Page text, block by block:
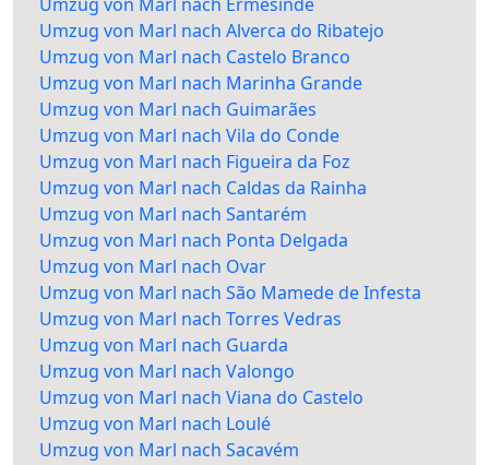
Umzug von Marl nach Alverca do Ribatejo
Umzug von Marl nach Castelo Branco
Umzug von Marl nach Marinha Grande
Umzug von Marl nach Guimarães
Umzug von Marl nach Vila do Conde
Umzug von Marl nach Figueira da Foz
Umzug von Marl nach Caldas da Rainha
Umzug von Marl nach Santarém
Umzug von Marl nach Ponta Delgada
Umzug von Marl nach Ovar
Umzug von Marl nach São Mamede de Infesta
Umzug von Marl nach Torres Vedras
Umzug von Marl nach Guarda
Umzug von Marl nach Valongo
Umzug von Marl nach Viana do Castelo
Umzug von Marl nach Loulé
Umzug von Marl nach Sacavém